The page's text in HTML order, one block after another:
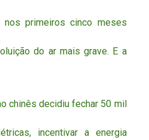
nos primeiros cinco meses
do ar mais grave. E a
chinês decidiu fechar 50 mil
incentivar a energia